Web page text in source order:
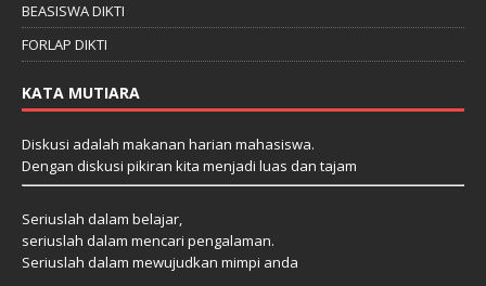
BEASISWA DIKTI
FORLAP DIKTI
KATA MUTIARA
Diskusi adalah makanan harian mahasiswa.
Dengan diskusi pikiran kita menjadi luas dan tajam
Seriuslah dalam belajar,
seriuslah dalam mencari pengalaman.
Seriuslah dalam mewujudkan mimpi anda